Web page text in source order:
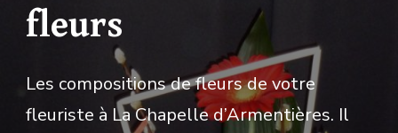
fleurs
Les compositions de fleurs de votre
fleuriste à La Chapelle d’Armentières. Il